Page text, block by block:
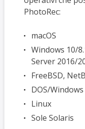
PhotoRec:
macOS
Windows 10/
Server 2016/
FreeBSD,
DOS/
Linux
Sole Solaris